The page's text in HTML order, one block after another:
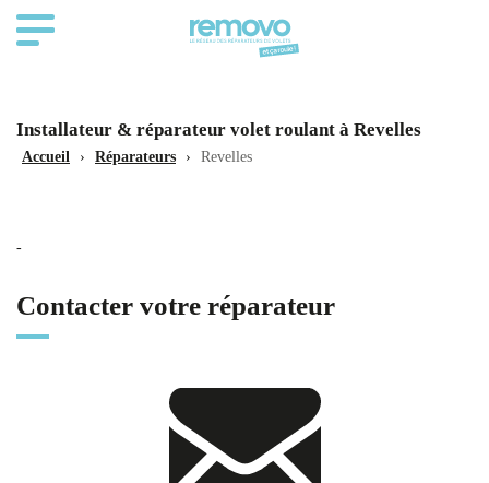
Installateur & réparateur volet roulant à Revelles
Accueil › Réparateurs › Revelles
-
Contacter votre réparateur